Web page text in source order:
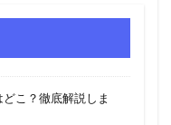
こ？徹底解説しま